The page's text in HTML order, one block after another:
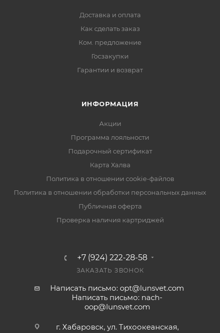
Доставка и оплата
Как сделать заказ
Ком. предложение
Госзакупки
Гарантии и возврат
ИНФОРМАЦИЯ
Акции
Программа лояльности
Подарочный сертификат
Карта Халва
Политика в отношении cookie-файлов
Политика в отношении обработки персональных данных
Публичная оферта
Проверка наличия картриджей
+7 (924) 222-28-58
ЗАКАЗАТЬ ЗВОНОК
Написать письмо: opt@lunsvet.com
Написать письмо: nach-
oop@lunsvet.com
г. Хабаровск, ул. Тихоокеанская,